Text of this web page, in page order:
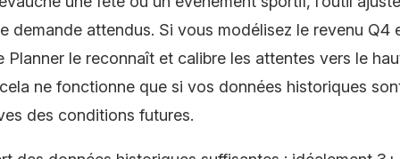
demande attendus. Si vous modélisez le revenu Q4
Planner le reconnaît et calibre les attentes vers le
ne fonctionne que si vos données historiques
des conditions futures.